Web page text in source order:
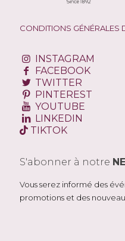
CONDITIONS GÉNÉRALES
INSTAGRAM
FACEBOOK
TWITTER
PINTEREST
YOUTUBE
LINKEDIN
TIKTOK
S'abonner à notre
Vous serez informé des
promotions et des